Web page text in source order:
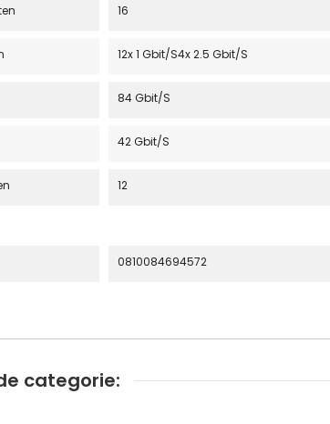
16
12x 1 Gbit/s4x 2.5 Gbit/s
84 Gbit/s
42 Gbit/s
12
0810084694572
categorie: